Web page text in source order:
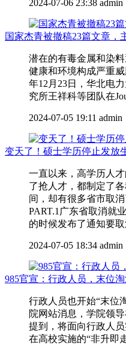
2024-07-06 23:38 admin
国家杰青被撤稿23篇文章，
潜在的有毒金属和染
健康和环境构成严重
年12月23日，华北电
究所王祥科等团队在
2024-07-05 19:11 admin
变天了！硕士学历停止发放
一直以来，高学历人
了抢人才，都制定了
间，却有很多省市取
PART.1广东省取消就
的时候发布了通知要
2024-07-05 18:34 admin
985官宣：行政人员，末位淘
行政人员也开始“末位
院网站消息，学院领
提到，将面向行政人
在高校实施的“非升即